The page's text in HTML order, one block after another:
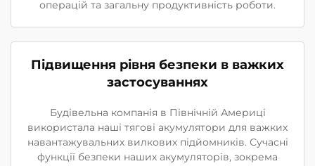
операцій та загальну продуктивність роботи.
Підвищення рівня безпеки в важких
застосуваннях
Будівельна компанія в Північній Америці
використала наші тягові акумулятори для важких
навантажувальних вилкових підйомників. Сучасні
функції безпеки наших акумуляторів, зокрема